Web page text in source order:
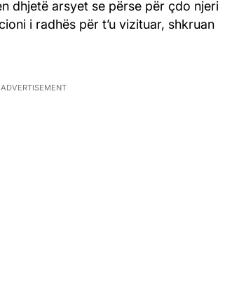
dhjetë arsyet se përse për çdo njeri
i radhës për t’u vizituar, shkruan